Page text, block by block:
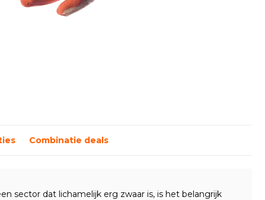
Combinatie deals
sector dat lichamelijk erg zwaar is, is het belangrijk